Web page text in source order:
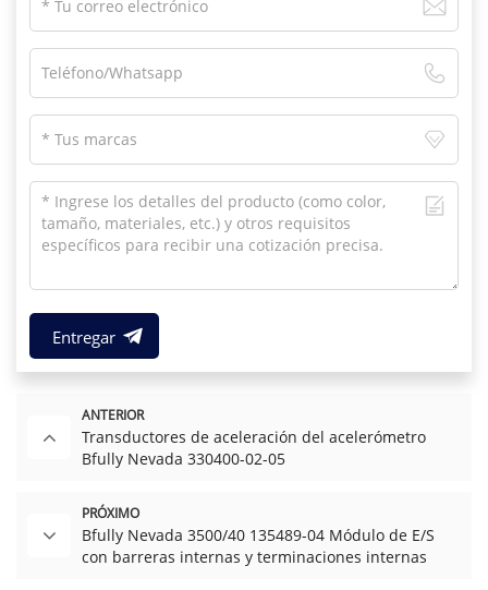
Entregar
ANTERIOR
Transductores de aceleración del acelerómetro
Bfully Nevada 330400-02-05
PRÓXIMO
Bfully Nevada 3500/40 135489-04 Módulo de E/S
con barreras internas y terminaciones internas